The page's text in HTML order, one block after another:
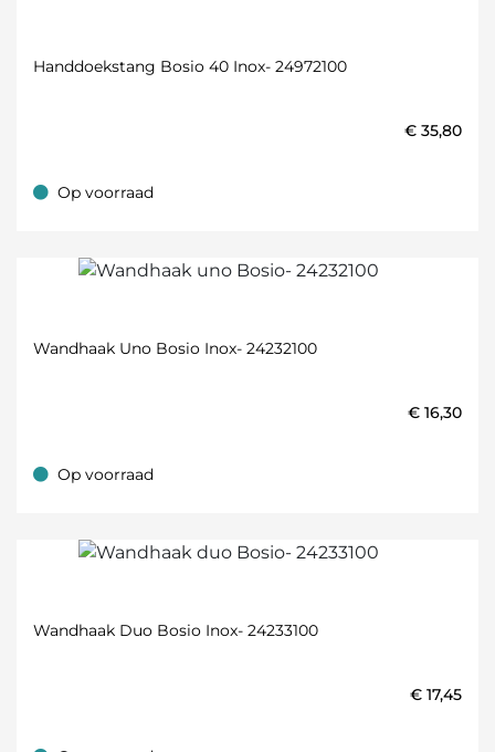
Handdoekstang Bosio 40 Inox- 24972100
€ 35,80
Op voorraad
Op voorraad
Wandhaak Uno Bosio Inox- 24232100
€ 16,30
Op voorraad
Op voorraad
Wandhaak Duo Bosio Inox- 24233100
€ 17,45